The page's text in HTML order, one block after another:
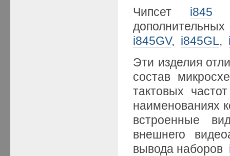
Чипсет i845
i845GV, i845GL,
Эти изделия
состав
тактовых
наименованиях
встроенные
внешнего
вывода наборов